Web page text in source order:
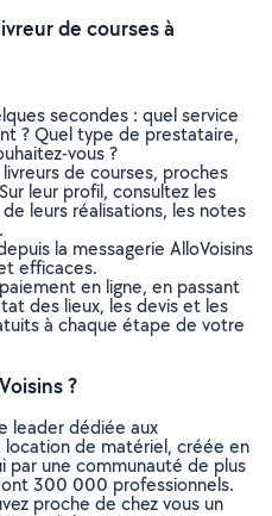
de courses à
secondes : quel service
? Quel type de prestataire,
vous ?
de courses, proches
leur profil, consultez les
leurs réalisations, les notes
la messagerie AlloVoisins
efficaces.
en ligne, en passant
des lieux, les devis et les
à chaque étape de votre
?
leader dédiée aux
de matériel, créée en
par une communauté de plus
300 000 professionnels.
proche de chez vous un